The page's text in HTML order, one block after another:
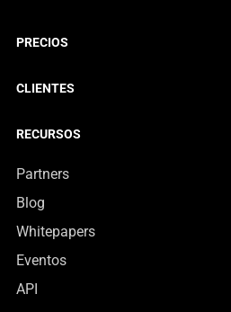
PRECIOS
CLIENTES
RECURSOS
Partners
Blog
Whitepapers
Eventos
API